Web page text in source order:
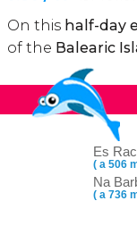
Es
( a 506
Na
( a 736